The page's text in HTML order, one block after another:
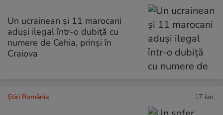
Un ucrainean și 11 marocani
aduși ilegal într-o dubiță cu
numere de Cehia, prinși în
Craiova
Știri România 17 ian.